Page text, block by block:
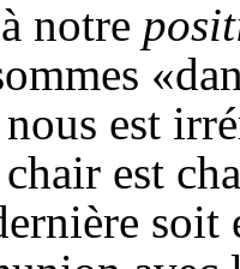
notre
est
est
soit